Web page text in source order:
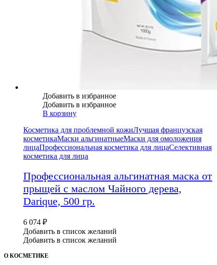
Добавить в избранное
Добавить в избранное
В корзину
Косметика для проблемной кожиЛучшая французская
косметикаМаски альгинатныеМаски для омоложения
лицаПрофессиональная косметика для лицаСелективная
косметика для лица
Профессиональная альгинатная маска от
прыщей с маслом Чайного дерева,
Darique, 500 гр.
6 074 ₽
Добавить в список желаний
Добавить в список желаний
О КОСМЕТИКЕ